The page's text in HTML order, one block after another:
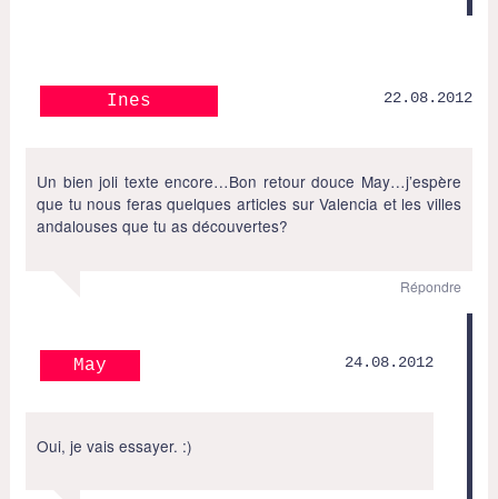
Ines 22.08.2012
Un bien joli texte encore…Bon retour douce May…j’espère
que tu nous feras quelques articles sur Valencia et les villes
andalouses que tu as découvertes?
Répondre
May 24.08.2012
Oui, je vais essayer. :)